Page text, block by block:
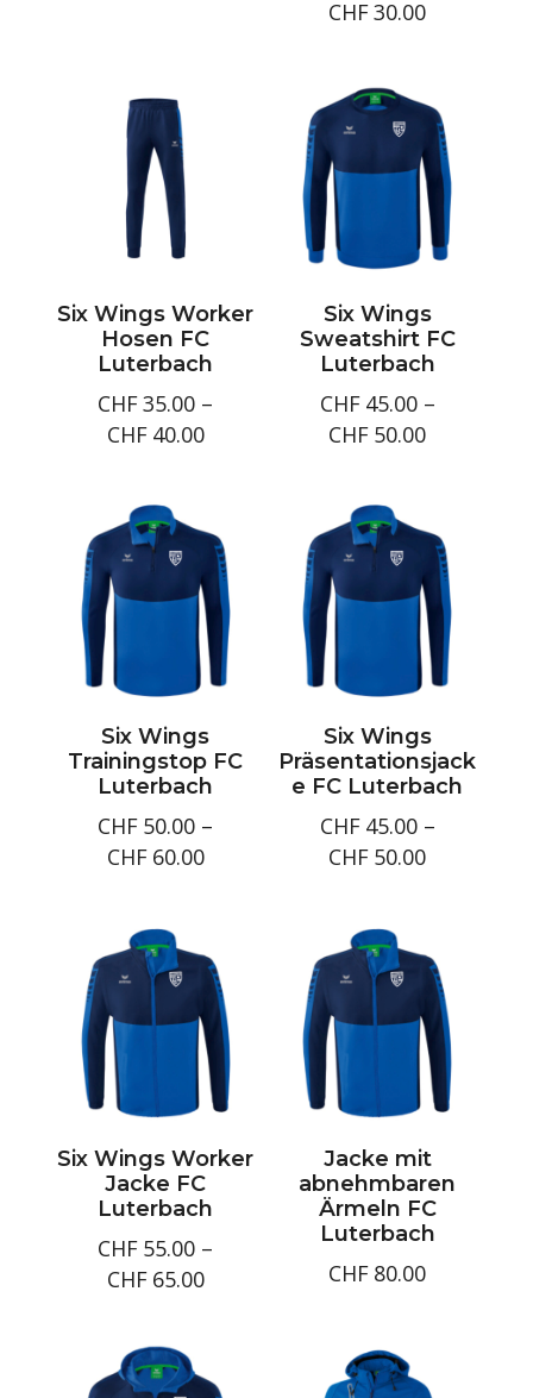
CHF30.00
CHF30.00
Six Wings Worker
Hosen FC
Luterbach
CHF35.00 –
CHF 40.00Preisspanne:
CHF40.00
Six Wings
Sweatshirt FC
Luterbach
CHF 45.00 –
CHF 50.00
CHF50.00
Six Wings
Trainingstop FC
Luterbach
CHF 50.00 –
CHF 60.00Preisspanne:
CHF60.00
Six Wings
Präsentationsjack
e FC Luterbach
CHF 45.00 –
CHF 50.00
CHF50.00
Six Wings Worker
Jacke FC
Luterbach
CHF 55.00 –
CHF 65.00Preisspanne:
CHF65.00
Jacke mit
abnehmbaren
Ärmeln FC
Luterbach
CHF 80.00